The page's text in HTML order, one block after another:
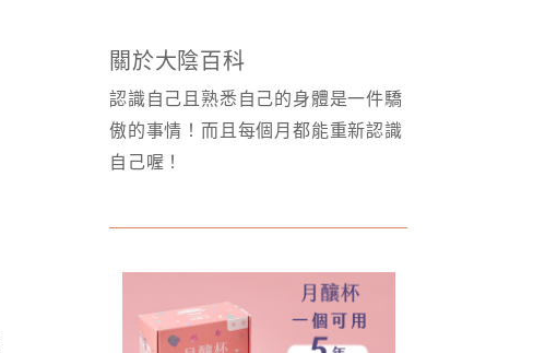
關於大陰百科
認識自己且熟悉自己的身體是一件驕
傲的事情！而且每個月都能重新認識
自己喔！